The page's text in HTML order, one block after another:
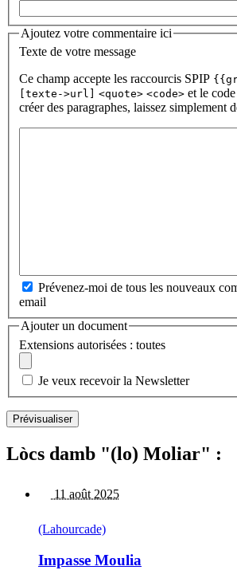
Ajoutez votre commentaire ici
Texte de votre message
Ce champ accepte les raccourcis SPIP
[texte->url]
<quote> <code> et le
créer des paragraphes, laissez simplement
Prévenez-moi de tous les nouveaux
email
Ajouter un document
Extensions autorisées : toutes
Je veux recevoir la Newsletter
Lòcs damb "(lo) Moliar" :
11 août 2025
(Lahourcade)
Impasse Moulia